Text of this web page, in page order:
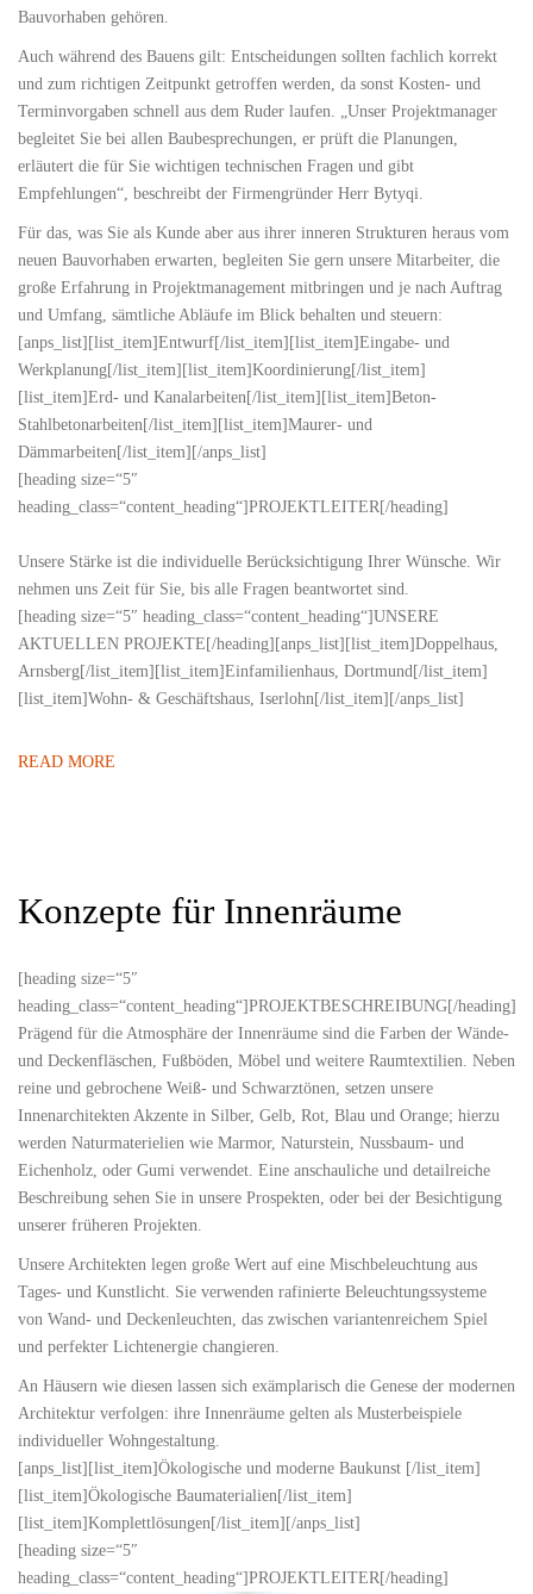
Bauvorhaben gehören.
Auch während des Bauens gilt: Entscheidungen sollten fachlich korrekt
und zum richtigen Zeitpunkt getroffen werden, da sonst Kosten- und
Terminvorgaben schnell aus dem Ruder laufen. „Unser Projektmanager
begleitet Sie bei allen Baubesprechungen, er prüft die Planungen,
erläutert die für Sie wichtigen technischen Fragen und gibt
Empfehlungen“, beschreibt der Firmengründer Herr Bytyqi.
Für das, was Sie als Kunde aber aus ihrer inneren Strukturen heraus vom
neuen Bauvorhaben erwarten, begleiten Sie gern unsere Mitarbeiter, die
große Erfahrung in Projektmanagement mitbringen und je nach Auftrag
und Umfang, sämtliche Abläufe im Blick behalten und steuern:
[anps_list][list_item]Entwurf[/list_item][list_item]Eingabe- und
Werkplanung[/list_item][list_item]Koordinierung[/list_item]
[list_item]Erd- und Kanalarbeiten[/list_item][list_item]Beton-
Stahlbetonarbeiten[/list_item][list_item]Maurer- und
Dämmarbeiten[/list_item][/anps_list]
[heading size=“5″
heading_class=“content_heading“]PROJEKTLEITER[/heading]
Unsere Stärke ist die individuelle Berücksichtigung Ihrer Wünsche. Wir
nehmen uns Zeit für Sie, bis alle Fragen beantwortet sind.
[heading size=“5″ heading_class=“content_heading“]UNSERE
AKTUELLEN PROJEKTE[/heading][anps_list][list_item]Doppelhaus,
Arnsberg[/list_item][list_item]Einfamilienhaus, Dortmund[/list_item]
[list_item]Wohn- & Geschäftshaus, Iserlohn[/list_item][/anps_list]
READ MORE
Konzepte für Innenräume
[heading size=“5″
heading_class=“content_heading“]PROJEKTBESCHREIBUNG[/heading]
Prägend für die Atmosphäre der Innenräume sind die Farben der Wände-
und Deckenfläschen, Fußböden, Möbel und weitere Raumtextilien. Neben
reine und gebrochene Weiß- und Schwarztönen, setzen unsere
Innenarchitekten Akzente in Silber, Gelb, Rot, Blau und Orange; hierzu
werden Naturmaterielien wie Marmor, Naturstein, Nussbaum- und
Eichenholz, oder Gumi verwendet. Eine anschauliche und detailreiche
Beschreibung sehen Sie in unsere Prospekten, oder bei der Besichtigung
unserer früheren Projekten.
Unsere Architekten legen große Wert auf eine Mischbeleuchtung aus
Tages- und Kunstlicht. Sie verwenden rafinierte Beleuchtungssysteme
von Wand- und Deckenleuchten, das zwischen variantenreichem Spiel
und perfekter Lichtenergie changieren.
An Häusern wie diesen lassen sich exämplarisch die Genese der modernen
Architektur verfolgen: ihre Innenräume gelten als Musterbeispiele
individueller Wohngestaltung.
[anps_list][list_item]Ökologische und moderne Baukunst [/list_item]
[list_item]Ökologische Baumaterialien[/list_item]
[list_item]Komplettlösungen[/list_item][/anps_list]
[heading size=“5″
heading_class=“content_heading“]PROJEKTLEITER[/heading]